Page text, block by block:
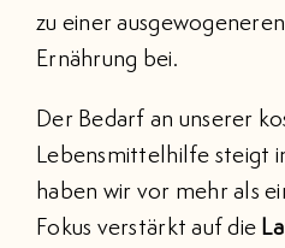
zu einer
Ernährung bei.
Der Bedarf an unserer
Lebensmittelhilfe steigt
haben wir vor mehr als
Fokus verstärkt auf die